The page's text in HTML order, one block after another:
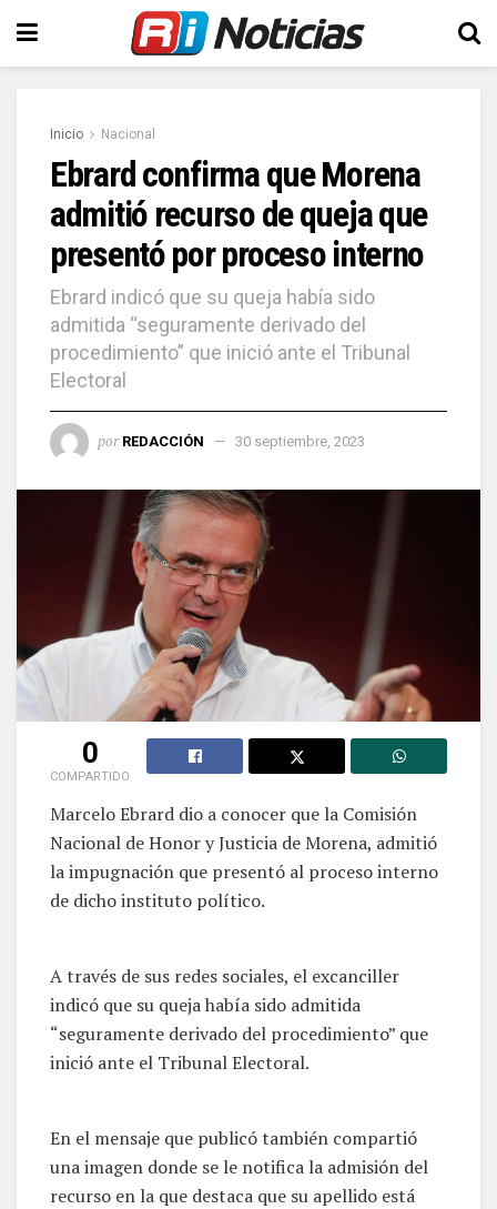
Inicio Nacional
Ebrard confirma que Morena
admitió recurso de queja que
presentó por proceso interno
Ebrard indicó que su queja había sido
admitida “seguramente derivado del
procedimiento” que inició ante el Tribunal
Electoral
por REDACCIÓN 30 septiembre, 2023
0
COMPARTIDO
Marcelo Ebrard dio a conocer que la Comisión
Nacional de Honor y Justicia de Morena, admitió
la impugnación que presentó al proceso interno
de dicho instituto político.
A través de sus redes sociales, el excanciller
indicó que su queja había sido admitida
“seguramente derivado del procedimiento” que
inició ante el Tribunal Electoral.
En el mensaje que publicó también compartió
una imagen donde se le notifica la admisión del
recurso en la que destaca que su apellido está